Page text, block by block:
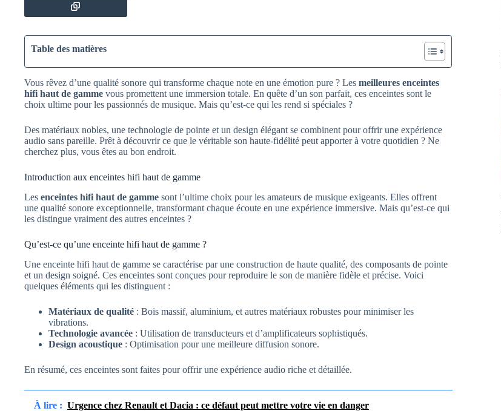
Table des matières
Vous rêvez d’une qualité sonore qui transforme chaque note en une émotion pure ? Les meilleures enceintes
hifi haut de gamme vous promettent une immersion totale. En quête d’un son parfait, ces enceintes sont le
choix ultime pour les passionnés de musique. Mais qu’est-ce qui les rend si spéciales ?
Des matériaux nobles, une technologie de pointe et un design élégant se combinent pour offrir une expérience
audio sans pareille. Prêt à découvrir ce que le véritable son haute-fidélité peut apporter à votre quotidien ? Ne
cherchez plus, vous êtes au bon endroit.
Introduction aux enceintes hifi haut de gamme
Les enceintes hifi haut de gamme sont l’ultime choix pour les amateurs de musique exigeants. Elles offrent
une qualité sonore exceptionnelle, transformant chaque écoute en une expérience immersive. Mais qu’est-ce qui
les distingue vraiment des autres enceintes ?
Qu’est-ce qu’une enceinte hifi haut de gamme ?
Une enceinte hifi haut de gamme se caractérise par une construction de haute qualité, des composants de pointe
et un design soigné. Ces enceintes sont conçues pour reproduire le son de manière fidèle et précise. Voici
quelques éléments qui les distinguent :
Matériaux de qualité : Bois massif, aluminium, et autres matériaux robustes pour minimiser les
vibrations.
Technologie avancée : Utilisation de transducteurs et d’amplificateurs sophistiqués.
Design acoustique : Optimisation pour une meilleure diffusion sonore.
En résumé, ces enceintes sont faites pour offrir une expérience audio riche et détaillée.
À lire : Urgence chez Renault et Dacia : ce défaut peut mettre votre vie en danger